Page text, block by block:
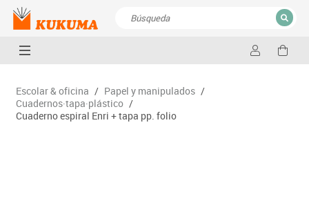
CERRAR
Escolar & oficina / Papel y manipulados /
Cuadernos·tapa·plástico /
Cuaderno espiral Enri + tapa pp. folio